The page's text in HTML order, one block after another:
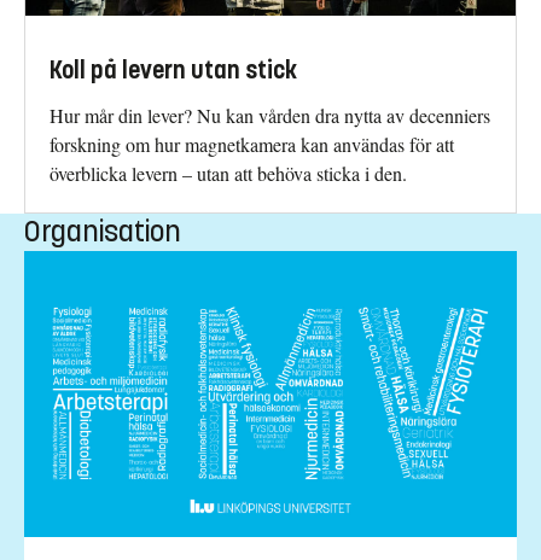
Koll på levern utan stick
Hur mår din lever? Nu kan vården dra nytta av decenniers
forskning om hur magnetkamera kan användas för att
överblicka levern – utan att behöva sticka i den.
Organisation